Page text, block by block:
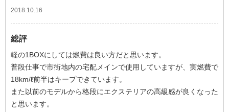
2018.10.16
総評
軽の1BOXにしては燃費は良い方だと思います。
普段仕事で市街地内の宅配メインで使用していますが、実燃費で
18km/ℓ前半はキープできています。
また以前のモデルから格段にエクステリアの高級感が良くなった
と思います。